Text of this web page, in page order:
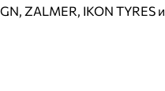
ZALMER, IKON TYRES и